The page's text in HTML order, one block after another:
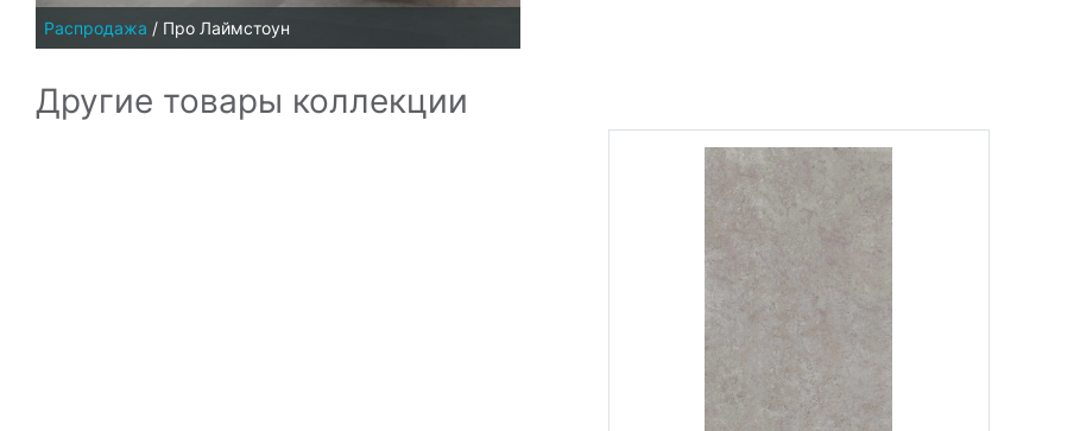
Распродажа / Про Лаймстоун
Другие товары коллекции